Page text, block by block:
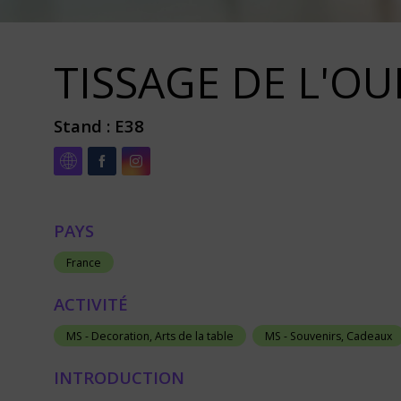
TISSAGE DE
Stand : E38
PAYS
France
ACTIVITÉ
MS - Decoration, Arts de la table MS - Souvenirs, Cadeaux
INTRODUCTION